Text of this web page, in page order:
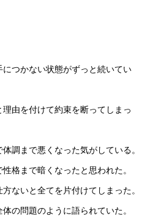
つかない状態がずっと続いてい
由を付けて約束を断ってしまっ
調まで悪くなった気がしている。
格まで暗くなったと思われた。
ないと全てを片付けてしまった。
の問題のように語られていた。